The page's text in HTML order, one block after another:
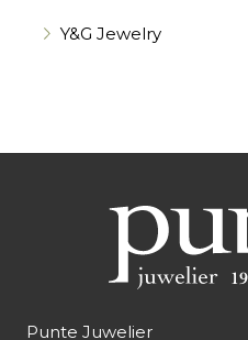
Y&G Jewelry
Punte Juwelier